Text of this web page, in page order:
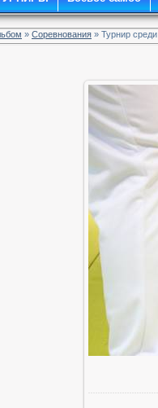
» Соревнования » Турнир